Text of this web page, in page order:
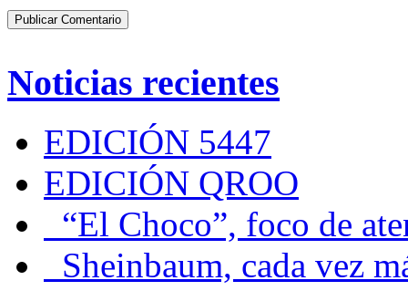
Noticias recientes
EDICIÓN 5447
EDICIÓN QROO
“El Choco”, foco de
Sheinbaum, cada vez